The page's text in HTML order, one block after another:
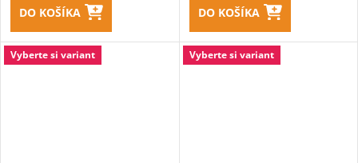
DO KOŠÍKA DO KOŠÍKA
Vyberte si variant Vyberte si variant